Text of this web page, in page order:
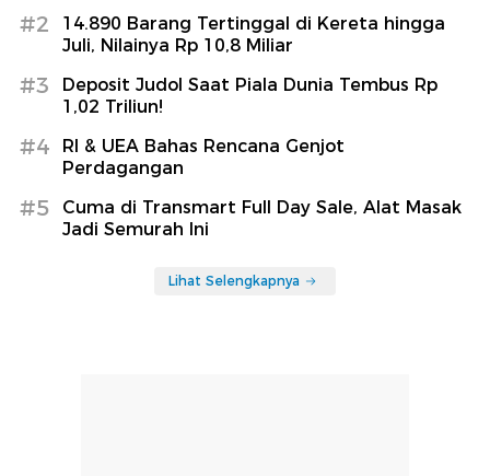
#2
14.890 Barang Tertinggal di Kereta hingga
Juli, Nilainya Rp 10,8 Miliar
#3
Deposit Judol Saat Piala Dunia Tembus Rp
1,02 Triliun!
#4
RI & UEA Bahas Rencana Genjot
Perdagangan
#5
Cuma di Transmart Full Day Sale, Alat Masak
Jadi Semurah Ini
Lihat Selengkapnya